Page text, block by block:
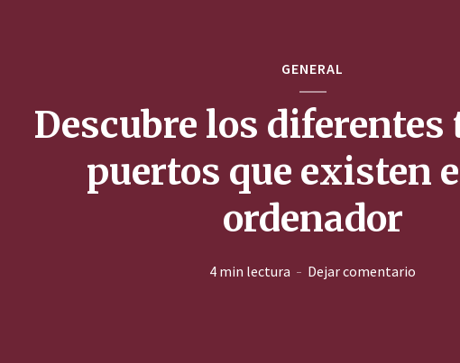
GENERAL
Descubre los diferentes
puertos que existen
ordenador
4 min lectura Dejar comentario